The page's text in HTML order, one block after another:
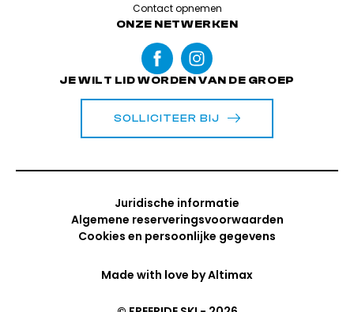
Contact opnemen
ONZE NETWERKEN
JE WILT LID WORDEN VAN DE GROEP
SOLLICITEER BIJ
Juridische informatie
Algemene reserveringsvoorwaarden
Cookies en persoonlijke gegevens
Made with love byAltimax